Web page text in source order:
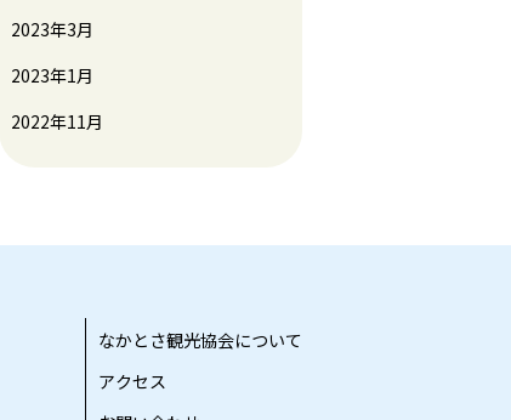
2023年3月
2023年1月
2022年11月
なかとさ観光協会について
アクセス